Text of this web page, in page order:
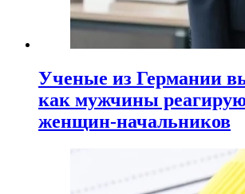
Ученые из Германии
как мужчины
женщин-начальников